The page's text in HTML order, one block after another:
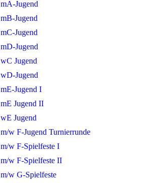
mA-Jugend
mB-Jugend
mC-Jugend
mD-Jugend
wC Jugend
wD-Jugend
mE-Jugend I
mE Jugend II
wE Jugend
m/w F-Jugend Turnierrunde
m/w F-Spielfeste I
m/w F-Spielfeste II
m/w G-Spielfeste